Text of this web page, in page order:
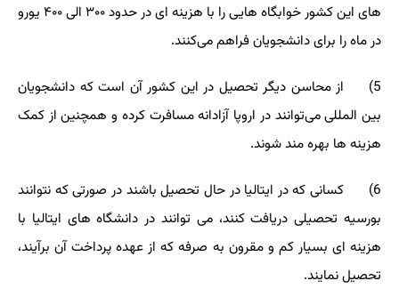
های این کشور خوابگاه هایی را با هزینه ای در حدود ۳۰۰ الی ۴۰۰ یورو
در ماه را برای دانشجویان فراهم می‌کنند.
5) از محاسن دیگر تحصیل در این کشور آن است که دانشجویان
بین المللی می‌توانند در اروپا آزادانه مسافرت کرده و همچنین از کمک
هزینه ها بهره مند شوند.
6) کسانی که در ایتالیا در حال تحصیل باشند در صورتی که نتوانند
بورسیه تحصیلی دریافت کنند، می توانند در دانشگاه های ایتالیا با
هزینه ای بسیار کم و مقرون به صرفه که از عهده پرداخت آن برآیند،
تحصیل نمایند.